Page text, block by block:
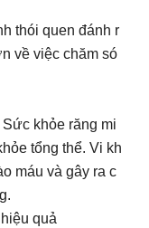
thói quen đánh r
về việc chăm só
khỏe răng mi
tổng thể. Vi kh
máu và gây ra c
quả